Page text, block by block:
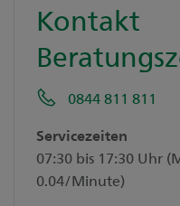
Kontakt
0844 811 811
Servicezeiten
07:30 bis 17:30 Uhr
0.04/Minute)